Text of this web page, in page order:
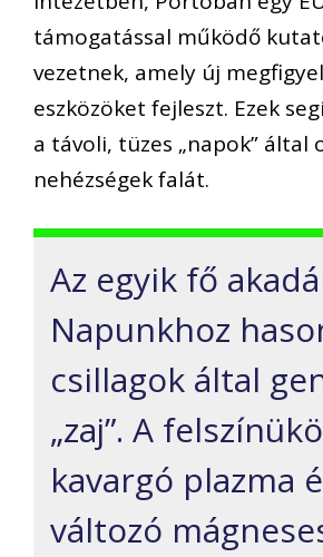
támogatással működő
vezetnek, amely új
eszközöket fejleszt. Ezek
a távoli, tüzes „napok” által
nehézségek falát.
Az egyik fő
Napunkhoz
csillagok által
„zaj”. A
kavargó plazma
változó